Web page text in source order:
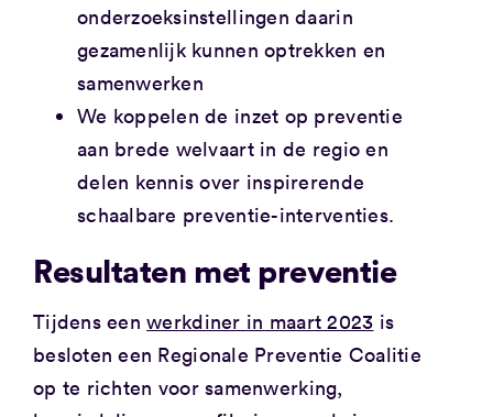
onderzoeksinstellingen daarin
gezamenlijk kunnen optrekken en
samenwerken
We koppelen de inzet op preventie
aan brede welvaart in de regio en
delen kennis over inspirerende
schaalbare preventie-interventies.
Resultaten met preventie
Tijdens eenwerkdiner in maart 2023 is
besloten een Regionale Preventie Coalitie
op te richten voor samenwerking,